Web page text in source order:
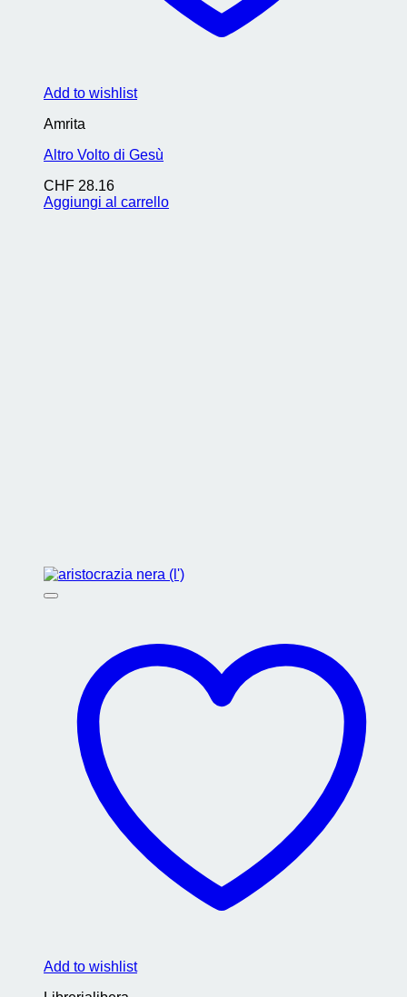
Add to wishlist
Amrita
Altro Volto di Gesù
CHF 28.16
Aggiungi al carrello
Add to wishlist